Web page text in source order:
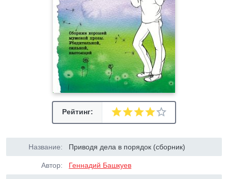
Рейтинг:
Название: Приводя дела в порядок (сборник)
Автор: Геннадий Башкуев